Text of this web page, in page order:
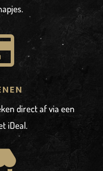
direct af via een
iDeal.